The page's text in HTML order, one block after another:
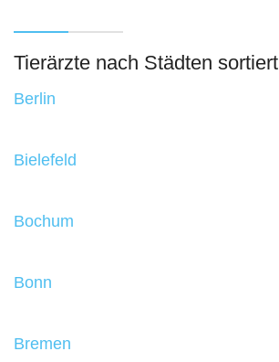
Tierärzte nach Städten sortiert
Berlin
Bielefeld
Bochum
Bonn
Bremen